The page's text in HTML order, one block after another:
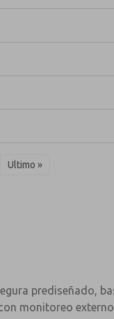
Ultimo »
prediseñado,
monitoreo